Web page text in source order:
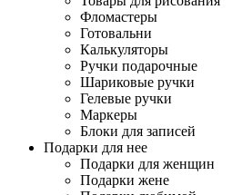
Фломастеры
Готовальни
Калькуляторы
Ручки подарочные
Шариковые ручки
Гелевые ручки
Маркеры
Блоки для записей
Подарки для нее
Подарки для женщин
Подарки жене